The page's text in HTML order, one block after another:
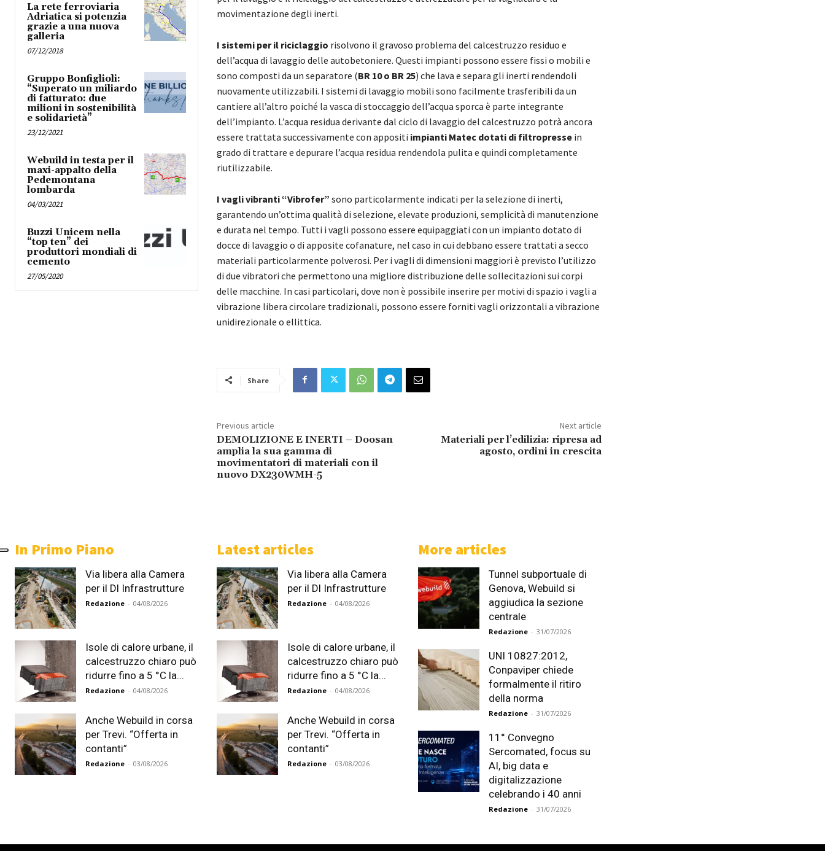
La rete ferroviaria
Adriatica si potenzia
grazie a una nuova
galleria
07/12/2018
Gruppo Bonfiglioli:
“Superato un miliardo
di fatturato: due
milioni in sostenibilità
e solidarietà”
23/12/2021
Webuild in testa per il
maxi-appalto della
Pedemontana
lombarda
04/03/2021
Buzzi Unicem nella
“top ten” dei
produttori mondiali di
cemento
27/05/2020
movimentazione degli inerti.
I sistemi per il riciclaggio risolvono il gravoso problema del calcestruzzo residuo e
dell’acqua di lavaggio delle autobetoniere. Questi impianti possono essere fissi o mobili e
sono composti da un separatore (BR 10 o BR 25) che lava e separa gli inerti rendendoli
nuovamente utilizzabili. I sistemi di lavaggio mobili sono facilmente trasferibili da un
cantiere all’altro poiché la vasca di stoccaggio dell’acqua sporca è parte integrante
dell’impianto. L’acqua residua derivante dal ciclo di lavaggio del calcestruzzo potrà ancora
essere trattata successivamente con appositi impianti Matec dotati di filtropressein
grado di trattare e depurare l’acqua residua rendendola pulita e quindi completamente
riutilizzabile.
I vagli vibranti “Vibrofer” sono particolarmente indicati per la selezione di inerti,
garantendo un’ottima qualità di selezione, elevate produzioni, semplicità di manutenzione
e durata nel tempo. Tutti i vagli possono essere equipaggiati con un impianto dotato di
docce di lavaggio o di apposite cofanature, nel caso in cui debbano essere trattati a secco
materiali particolarmente polverosi. Per i vagli di dimensioni maggiori è previsto l’utilizzo
di due vibratori che permettono una migliore distribuzione delle sollecitazioni sui corpi
delle macchine. In casi particolari, dove non è possibile inserire per motivi di spazio i vagli a
vibrazione libera circolare tradizionali, possono essere forniti vagli orizzontali a vibrazione
unidirezionale o ellittica.
Share
Previous article
DEMOLIZIONE E INERTI – Doosan
amplia la sua gamma di
movimentatori di materiali con il
nuovo DX230WMH-5
Next article
Materiali per l’edilizia: ripresa ad
agosto, ordini in crescita
In Primo Piano
Via libera alla Camera
per il Dl Infrastrutture
Redazione - 04/08/2026
Isole di calore urbane, il
calcestruzzo chiaro può
ridurre fino a 5 °C la...
Redazione - 04/08/2026
Anche Webuild in corsa
per Trevi. “Offerta in
contanti”
Redazione - 03/08/2026
Latest articles
Via libera alla Camera
per il Dl Infrastrutture
Redazione - 04/08/2026
Isole di calore urbane, il
calcestruzzo chiaro può
ridurre fino a 5 °C la...
Redazione - 04/08/2026
Anche Webuild in corsa
per Trevi. “Offerta in
contanti”
Redazione - 03/08/2026
More articles
Tunnel subportuale di
Genova, Webuild si
aggiudica la sezione
centrale
Redazione - 31/07/2026
UNI 10827:2012,
Conpaviper chiede
formalmente il ritiro
della norma
Redazione - 31/07/2026
11° Convegno
Sercomated, focus su
AI, big data e
digitalizzazione
celebrando i 40 anni
Redazione - 31/07/2026